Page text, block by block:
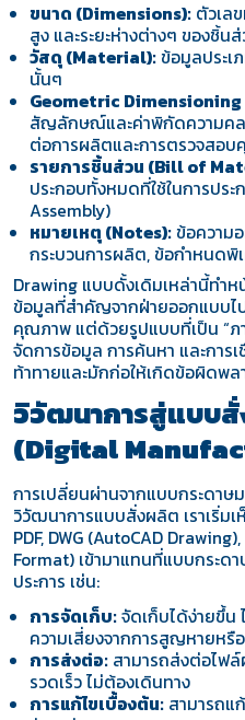
ขนาด (Dimensions): ตัวเล
สูง และระยะห่างต่างๆ ของชิ้น
วัสดุ (Material):ข้อมูลประเ
นั้นๆ
Geometric
สัญลักษณ์และค่าพิกัดความคล
ต่อการผลิตและการตรวจสอ
รายการชิ้นส่วน (Bill of
ประกอบทั้งหมดที่ใช้ในการป
Assembly)
หมายเหตุ (Notes):ข้อความ
กระบวนการผลิต, ข้อกำหนดพิ
Drawing แบบดั้งเดิมเหล่านี้ทำห
ข้อมูลที่สำคัญจากฝ่ายออกแบบไ
คุณภาพ แต่ด้วยรูปแบบที่เป็น “ภา
จัดการข้อมูล การค้นหา และการ
ท้าทายและมักก่อให้เกิดข้อผิดพล
วิวัฒนาการสู่แบบ
(Digital
การเปลี่ยนผ่านจากแบบกระดา
วิวัฒนาการแบบสั่งผลิต เราเริ่มเ
PDF, DWG (AutoCAD
Format) เข้ามาแทนที่แบบกระ
ประการ เช่น:
การจัดเก็บ:จัดเก็บได้ง่ายขึ้น
ความเสี่ยงจากการสูญหายหรื
การส่งต่อ: สามารถส่งต่อไฟล์
รวดเร็ว ไม่ต้องเดินทาง
การแก้ไขเบื้องต้น: สามารถแ